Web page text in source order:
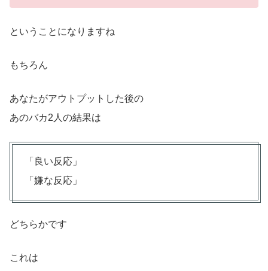
ということになりますね
もちろん
あなたがアウトプットした後の
あのバカ2人の結果は
「良い反応」
「嫌な反応」
どちらかです
これは